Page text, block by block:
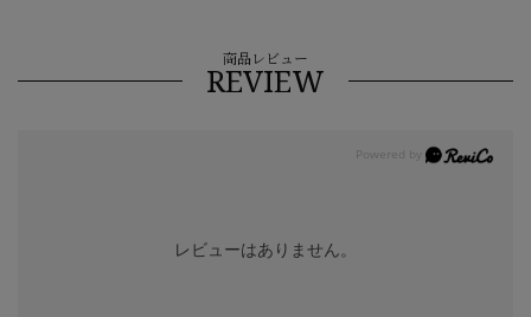
商品レビュー
REVIEW
レビューはありません。